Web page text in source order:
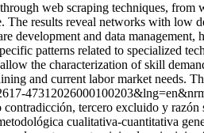
web scraping techniques,
results reveal networks with low
development and data
patterns related to specialized
the characterization of skill
and current labor market
tercero excluido y
cualitativa-cuantitativa